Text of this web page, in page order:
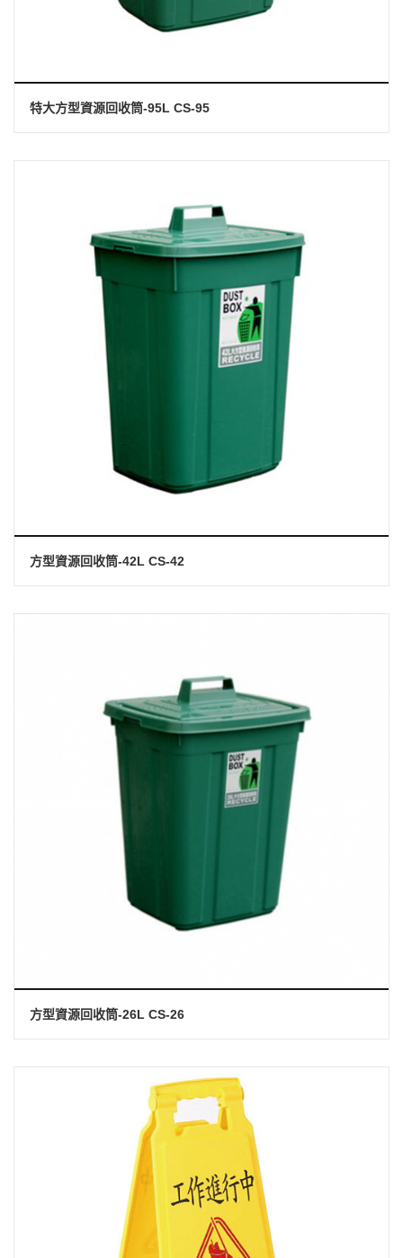
特大方型資源回收筒-95L CS-95
方型資源回收筒-42L CS-42
方型資源回收筒-26L CS-26